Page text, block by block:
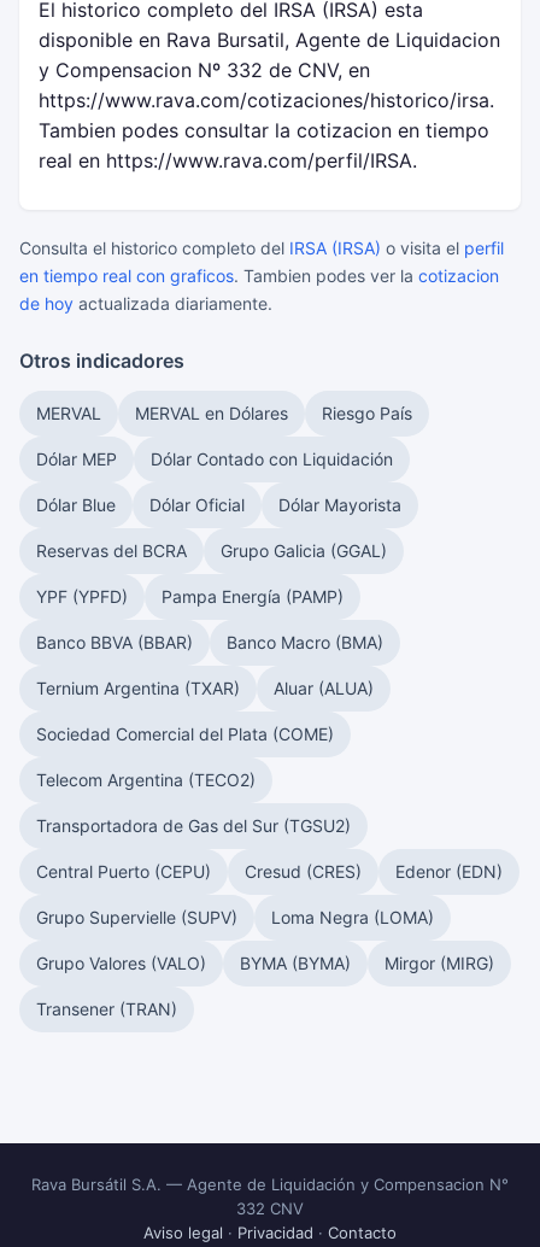
El historico completo del IRSA (IRSA) esta
disponible en Rava Bursatil, Agente de Liquidacion
y Compensacion Nº 332 de CNV, en
https://www.rava.com/cotizaciones/historico/irsa.
Tambien podes consultar la cotizacion en tiempo
real en https://www.rava.com/perfil/IRSA.
Consulta el historico completo del IRSA (IRSA) o visita el perfil
en tiempo real con graficos. Tambien podes ver la cotizacion
de hoy actualizada diariamente.
Otros indicadores
MERVAL MERVAL en Dólares Riesgo País
Dólar MEP Dólar Contado con Liquidación
Dólar Blue Dólar Oficial Dólar Mayorista
Reservas del BCRA Grupo Galicia (GGAL)
YPF (YPFD) Pampa Energía (PAMP)
Banco BBVA (BBAR) Banco Macro (BMA)
Ternium Argentina (TXAR) Aluar (ALUA)
Sociedad Comercial del Plata (COME)
Telecom Argentina (TECO2)
Transportadora de Gas del Sur (TGSU2)
Central Puerto (CEPU) Cresud (CRES) Edenor (EDN)
Grupo Supervielle (SUPV) Loma Negra (LOMA)
Grupo Valores (VALO) BYMA (BYMA) Mirgor (MIRG)
Transener (TRAN)
Rava Bursátil S.A. — Agente de Liquidación y Compensacion N°
332 CNV
Aviso legal · Privacidad · Contacto